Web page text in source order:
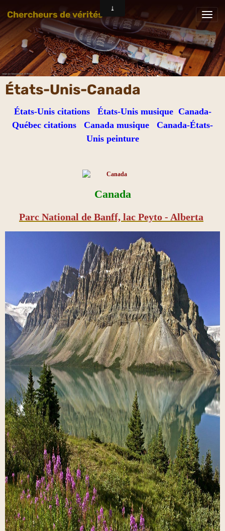
Chercheurs de vérités
États-Unis-Canada
États-Unis citations États-Unis musique Canada-
Québec citations
Canada musique
Canada-États-
Unis peinture
Canada
Parc National de Banff, lac Peyto - Alberta